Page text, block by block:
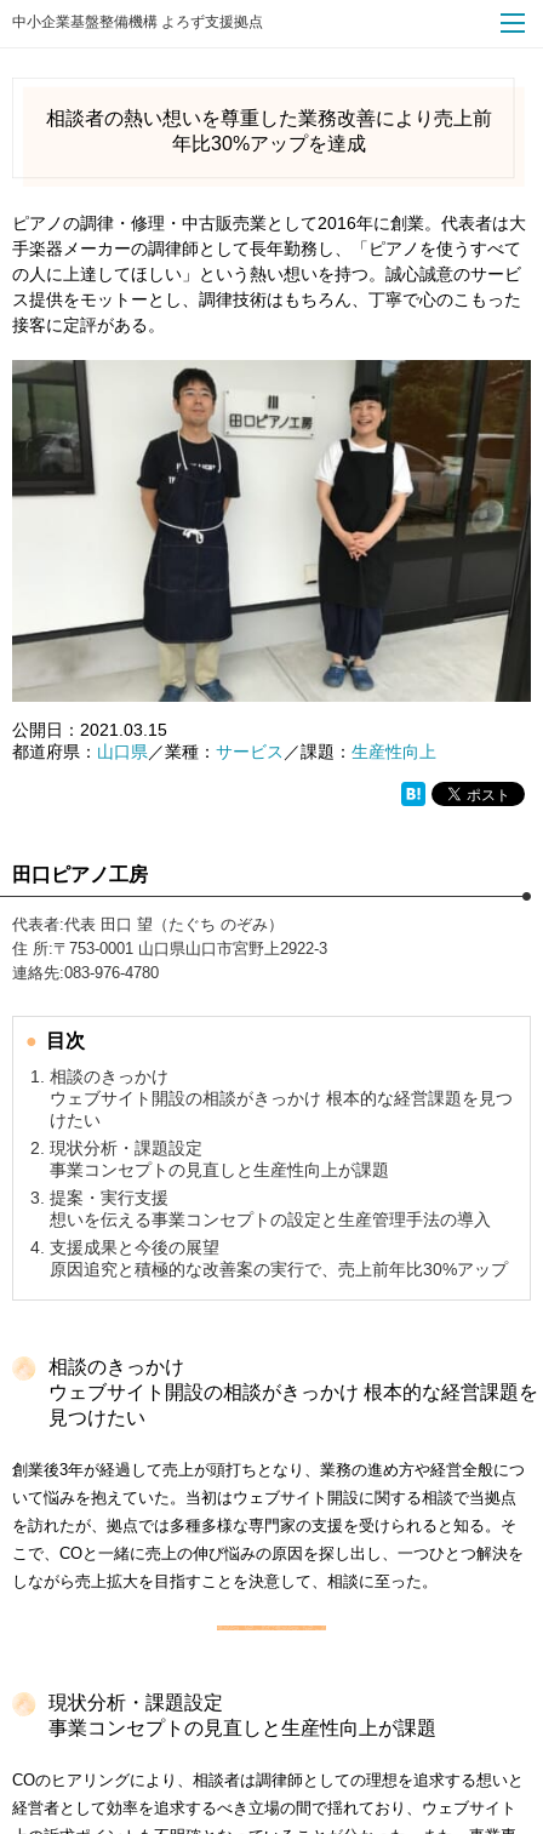
中小企業基盤整備機構 よろず支援拠点
相談者の熱い想いを尊重した業務改善により売上前
年比30%アップを達成
ピアノの調律・修理・中古販売業として2016年に創業。代表者は大
手楽器メーカーの調律師として長年勤務し、「ピアノを使うすべて
の人に上達してほしい」という熱い想いを持つ。誠心誠意のサービ
ス提供をモットーとし、調律技術はもちろん、丁寧で心のこもった
接客に定評がある。
公開日： 2021.03.15
都道府県： 山口県／業種： サービス ／課題： 生産性向上
田口ピアノ工房
代表者:代表 田口 望（たぐち のぞみ）
住 所:〒753-0001 山口県山口市宮野上2922-3
連絡先:083-976-4780
目次
相談のきっかけ
ウェブサイト開設の相談がきっかけ 根本的な経営課題を見つ
けたい
現状分析・課題設定
事業コンセプトの見直しと生産性向上が課題
提案・実行支援
想いを伝える事業コンセプトの設定と生産管理手法の導入
支援成果と今後の展望
原因追究と積極的な改善案の実行で、売上前年比30%アップ
相談のきっかけ
ウェブサイト開設の相談がきっかけ 根本的な経営課題を
見つけたい
創業後3年が経過して売上が頭打ちとなり、業務の進め方や経営全般につ
いて悩みを抱えていた。当初はウェブサイト開設に関する相談で当拠点
を訪れたが、拠点では多種多様な専門家の支援を受けられると知る。そ
こで、COと一緒に売上の伸び悩みの原因を探し出し、一つひとつ解決を
しながら売上拡大を目指すことを決意して、相談に至った。
現状分析・課題設定
事業コンセプトの見直しと生産性向上が課題
COのヒアリングにより、相談者は調律師としての理想を追求する想いと
経営者として効率を追求するべき立場の間で揺れており、ウェブサイト